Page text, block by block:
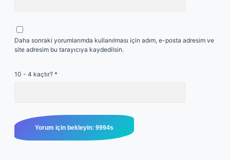
Daha sonraki yorumlarımda kullanılması için adım, e-posta adresim ve
site adresim bu tarayıcıya kaydedilsin.
10 - 4 kaçtır? *